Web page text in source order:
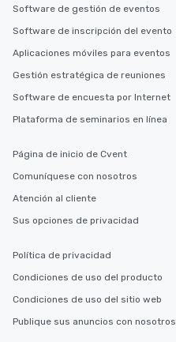
Software de gestión de eventos
Software de inscripción del evento
Aplicaciones móviles para eventos
Gestión estratégica de reuniones
Software de encuesta por Internet
Plataforma de seminarios en línea
Página de inicio de Cvent
Comuníquese con nosotros
Atención al cliente
Sus opciones de privacidad
Política de privacidad
Condiciones de uso del producto
Condiciones de uso del sitio web
Publique sus anuncios con nosotros